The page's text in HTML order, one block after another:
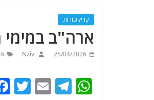
קריקטורות
ארה"ב במימי
25/04/2026
Nziv
W
T
E
T